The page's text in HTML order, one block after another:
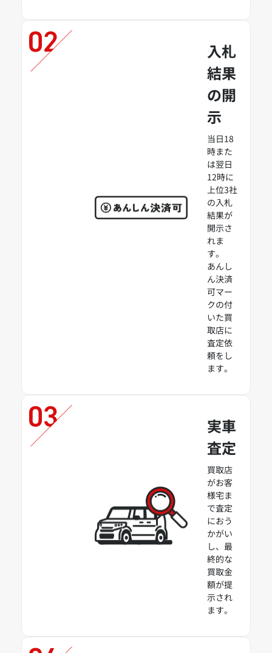
入札
結果
の開
示
当日18
時また
は翌日
12時に
上位3社
の入札
結果が
開示さ
れま
す。
あんし
ん決済
可マー
クの付
いた買
取店に
査定依
頼をし
ます。
実車
査定
買取店
がお客
様宅ま
で査定
におう
かがい
し、最
終的な
買取金
額が提
示され
ます。